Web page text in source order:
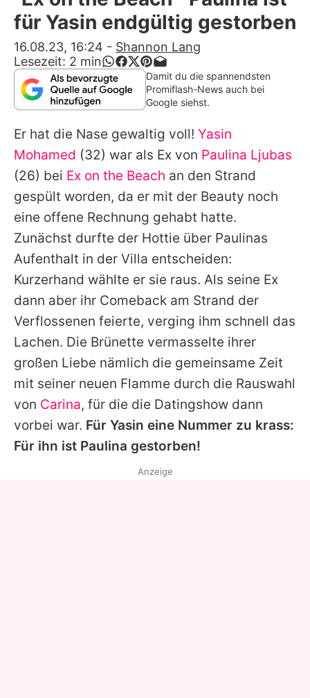
Alle Themen auf Promiflash
Jobs
App runterladen
Team
Redaktionelle Richtlinien
Impressum
Nutzungsbedingungen
Utiq verwalten
für Yasin endgültig gestorben
16.08.23, 16:24 - Shannon Lang
Lesezeit: 2 min
Damit du die spannendsten
Promiflash-News auch bei
Google siehst.
Er hat die Nase gewaltig voll! Yasin
Mohamed (32) war als Ex von Paulina Ljubas
(26) bei Ex on the Beach an den Strand
gespült worden, da er mit der Beauty noch
eine offene Rechnung gehabt hatte.
Zunächst durfte der Hottie über Paulinas
Aufenthalt in der Villa entscheiden:
Kurzerhand wählte er sie raus. Als seine Ex
dann aber ihr Comeback am Strand der
Verflossenen feierte, verging ihm schnell das
Lachen. Die Brünette vermasselte ihrer
großen Liebe nämlich die gemeinsame Zeit
mit seiner neuen Flamme durch die Rauswahl
von Carina, für die die Datingshow dann
vorbei war. Für Yasin eine Nummer zu krass:
Für ihn ist Paulina gestorben!
Anzeige